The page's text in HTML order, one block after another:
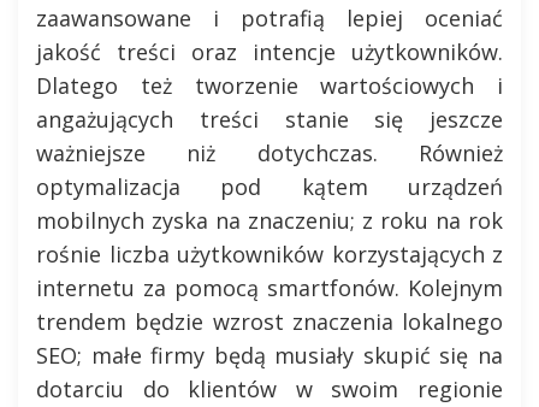
zaawansowane i potrafią lepiej oceniać
jakość treści oraz intencje użytkowników.
Dlatego też tworzenie wartościowych i
angażujących treści stanie się jeszcze
ważniejsze niż dotychczas. Również
optymalizacja pod kątem urządzeń
mobilnych zyska na znaczeniu; z roku na rok
rośnie liczba użytkowników korzystających z
internetu za pomocą smartfonów. Kolejnym
trendem będzie wzrost znaczenia lokalnego
SEO; małe firmy będą musiały skupić się na
dotarciu do klientów w swoim regionie